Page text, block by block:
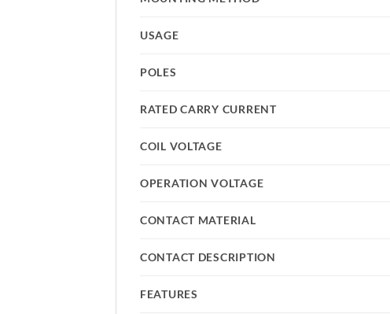
USAGE
POLES
RATED CARRY CURRENT
COIL VOLTAGE
OPERATION VOLTAGE
CONTACT MATERIAL
CONTACT DESCRIPTION
FEATURES